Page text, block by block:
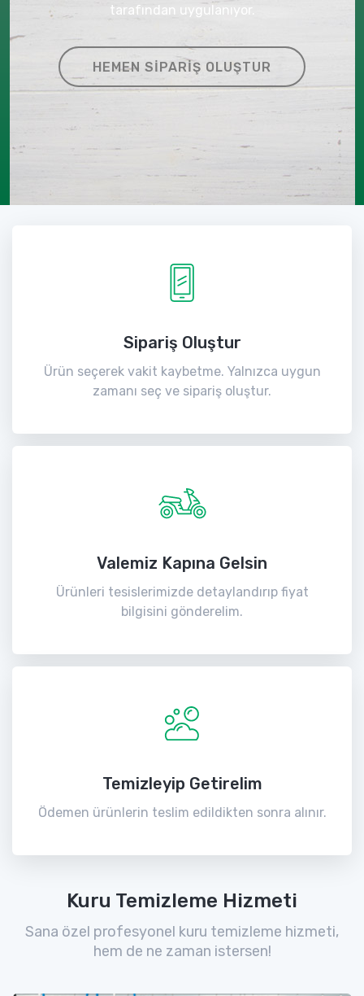
tarafından uygulanıyor.
HEMEN SIPARIŞ OLUŞTUR
Sipariş Oluştur
Ürün seçerek vakit kaybetme. Yalnızca uygun
zamanı seç ve sipariş oluştur.
Valemiz Kapına Gelsin
Ürünleri tesislerimizde detaylandırıp fiyat
bilgisini gönderelim.
Temizleyip Getirelim
Ödemen ürünlerin teslim edildikten sonra alınır.
Kuru Temizleme Hizmeti
Sana özel profesyonel kuru temizleme hizmeti,
hem de ne zaman istersen!